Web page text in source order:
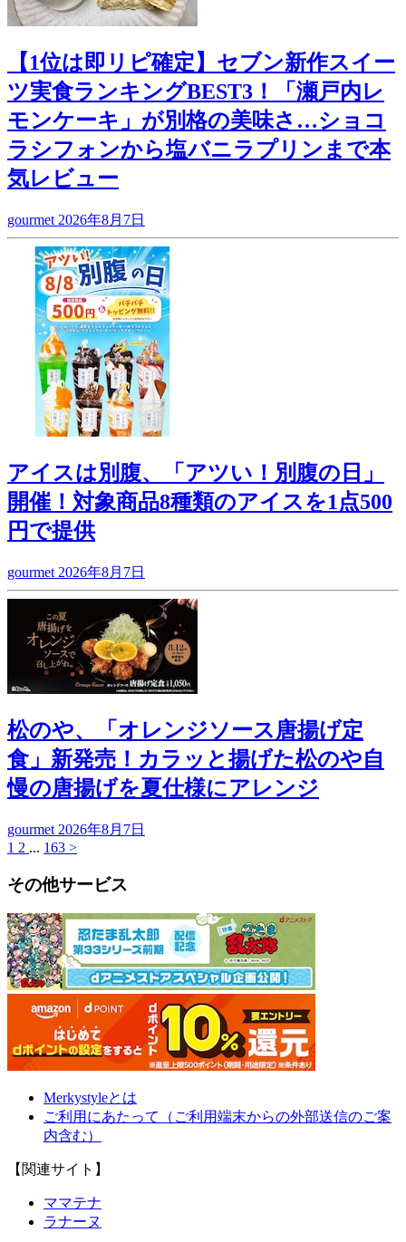
【1位は即リピ確定】セブン新作スイー
ツ実食ランキングBEST3！「瀬戸内レ
モンケーキ」が別格の美味さ…ショコ
ラシフォンから塩バニラプリンまで本
気レビュー
gourmet 2026年8月7日
アイスは別腹、「アツい！別腹の日」
開催！対象商品8種類のアイスを1点500
円で提供
gourmet 2026年8月7日
松のや、「オレンジソース唐揚げ定
食」新発売！カラッと揚げた松のや自
慢の唐揚げを夏仕様にアレンジ
gourmet 2026年8月7日
1 2 ... 163 >
その他サービス
Merkystyleとは
ご利用にあたって（ご利用端末からの外部送信のご案
内含む）
【関連サイト】
ママテナ
ラナーヌ